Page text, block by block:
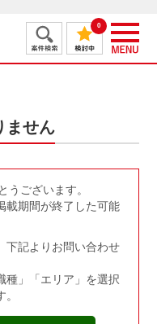
0
ません
うございます。
載期間が終了した可能
下記よりお問い合わせ
種」「エリア」を選択